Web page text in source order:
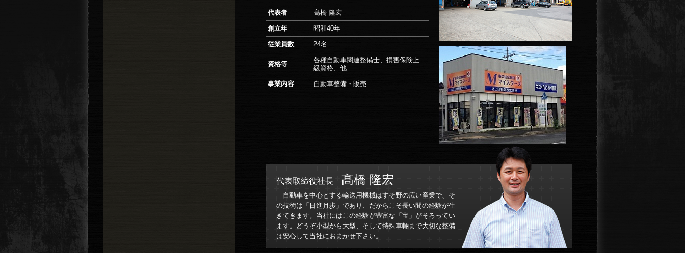
代表者 髙橋 隆宏
創立年 昭和40年
従業員数 24名
資格等
各種自動車関連整備士、損害保険上
級資格、他
事業内容 自動車整備・販売
代表取締役社長 髙橋 隆宏
自動車を中心とする輸送用機械はすそ野の広い産業で、そ
の技術は「日進月歩」であり、だからこそ長い間の経験が生
きてきます。当社にはこの経験が豊富な「宝」がそろってい
ます。どうぞ小型から大型、そして特殊車輛まで大切な整備
は安心して当社におまかせ下さい。